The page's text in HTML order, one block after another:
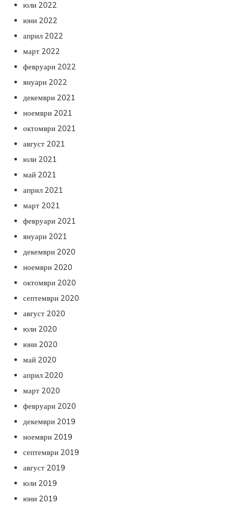
юли 2022
юни 2022
април 2022
март 2022
февруари 2022
януари 2022
декември 2021
ноември 2021
октомври 2021
август 2021
юли 2021
май 2021
април 2021
март 2021
февруари 2021
януари 2021
декември 2020
ноември 2020
октомври 2020
септември 2020
август 2020
юли 2020
юни 2020
май 2020
април 2020
март 2020
февруари 2020
декември 2019
ноември 2019
септември 2019
август 2019
юли 2019
юни 2019